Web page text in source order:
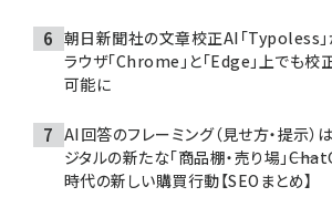
朝日新聞社の文章校正AI「Typoless」
ラウザ「Chrome」と「Edge」上でも校
可能に
AI回答のフレーミング（見せ方・提示）
ジタルの新たな「商品棚・売り場」
時代の新しい購買行動【SEOまとめ】